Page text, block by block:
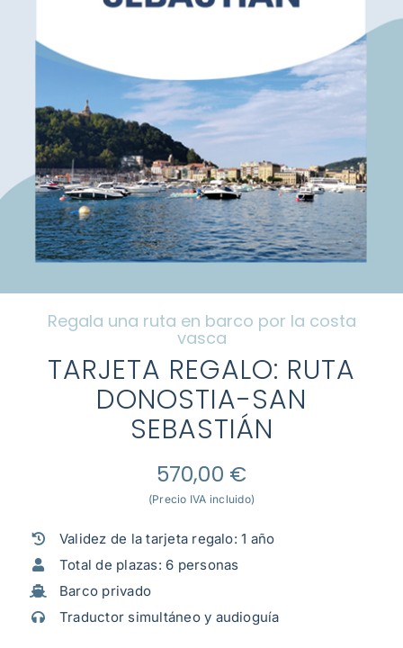
El barco
Preguntas frecuentes
Galería
Blog
Contacto
Mi cuenta
Regala una ruta en barco por la costa
vasca
TARJETA REGALO: RUTA
DONOSTIA-SAN
SEBASTIÁN
570,00 €
(Precio IVA incluido)
Validez de la tarjeta regalo: 1 año
Total de plazas: 6 personas
Barco privado
Traductor simultáneo y audioguía